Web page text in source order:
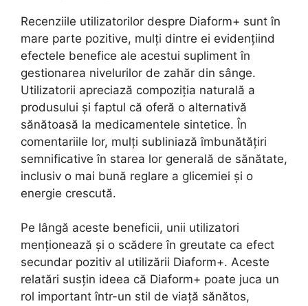
Recenziile utilizatorilor despre Diaform+ sunt în
mare parte pozitive, mulți dintre ei evidențiind
efectele benefice ale acestui supliment în
gestionarea nivelurilor de zahăr din sânge.
Utilizatorii apreciază compoziția naturală a
produsului și faptul că oferă o alternativă
sănătoasă la medicamentele sintetice. În
comentariile lor, mulți subliniază îmbunătățiri
semnificative în starea lor generală de sănătate,
inclusiv o mai bună reglare a glicemiei și o
energie crescută.
Pe lângă aceste beneficii, unii utilizatori
menționează și o scădere în greutate ca efect
secundar pozitiv al utilizării Diaform+. Aceste
relatări susțin ideea că Diaform+ poate juca un
rol important într-un stil de viață sănătos,